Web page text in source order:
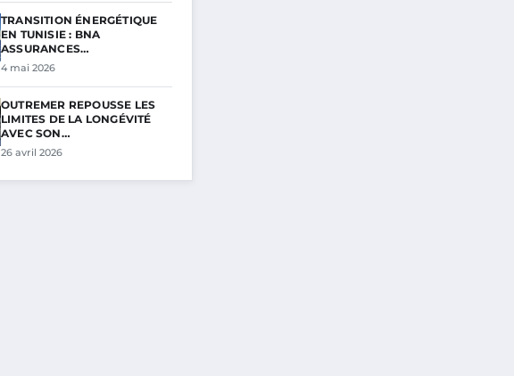
TRANSITION ÉNERGÉTIQUE
EN TUNISIE : BNA
ASSURANCES…
4 mai 2026
OUTREMER REPOUSSE LES
LIMITES DE LA LONGÉVITÉ
AVEC SON…
26 avril 2026